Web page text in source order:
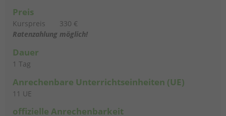
Preis
Kurspreis
330 €
Ratenzahlung möglich!
Dauer
1 Tag
Anrechenbare Unterrichtseinheiten (UE)
11 UE
offizielle Anrechenbarkeit